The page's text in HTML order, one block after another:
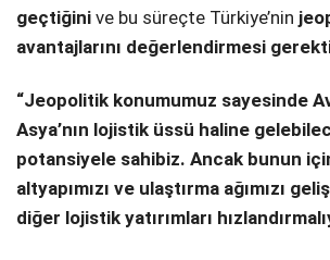
geçtiğini ve bu süreçte Türkiye’nin
avantajlarını değerlendirmesi
“Jeopolitik konumumuz sayesinde
Asya’nın lojistik üssü haline
potansiyele sahibiz. Ancak bunun
altyapımızı ve ulaştırma ağımızı
diğer lojistik yatırımları